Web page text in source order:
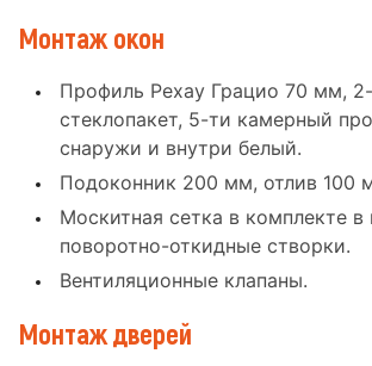
Монтаж окон
Профиль Рехау Грацио 70 мм,
стеклопакет, 5-ти камерный
снаружи и внутри белый.
Подоконник 200 мм, отлив 100
Москитная сетка в комплекте в
поворотно-откидные створки.
Вентиляционные клапаны.
Монтаж дверей